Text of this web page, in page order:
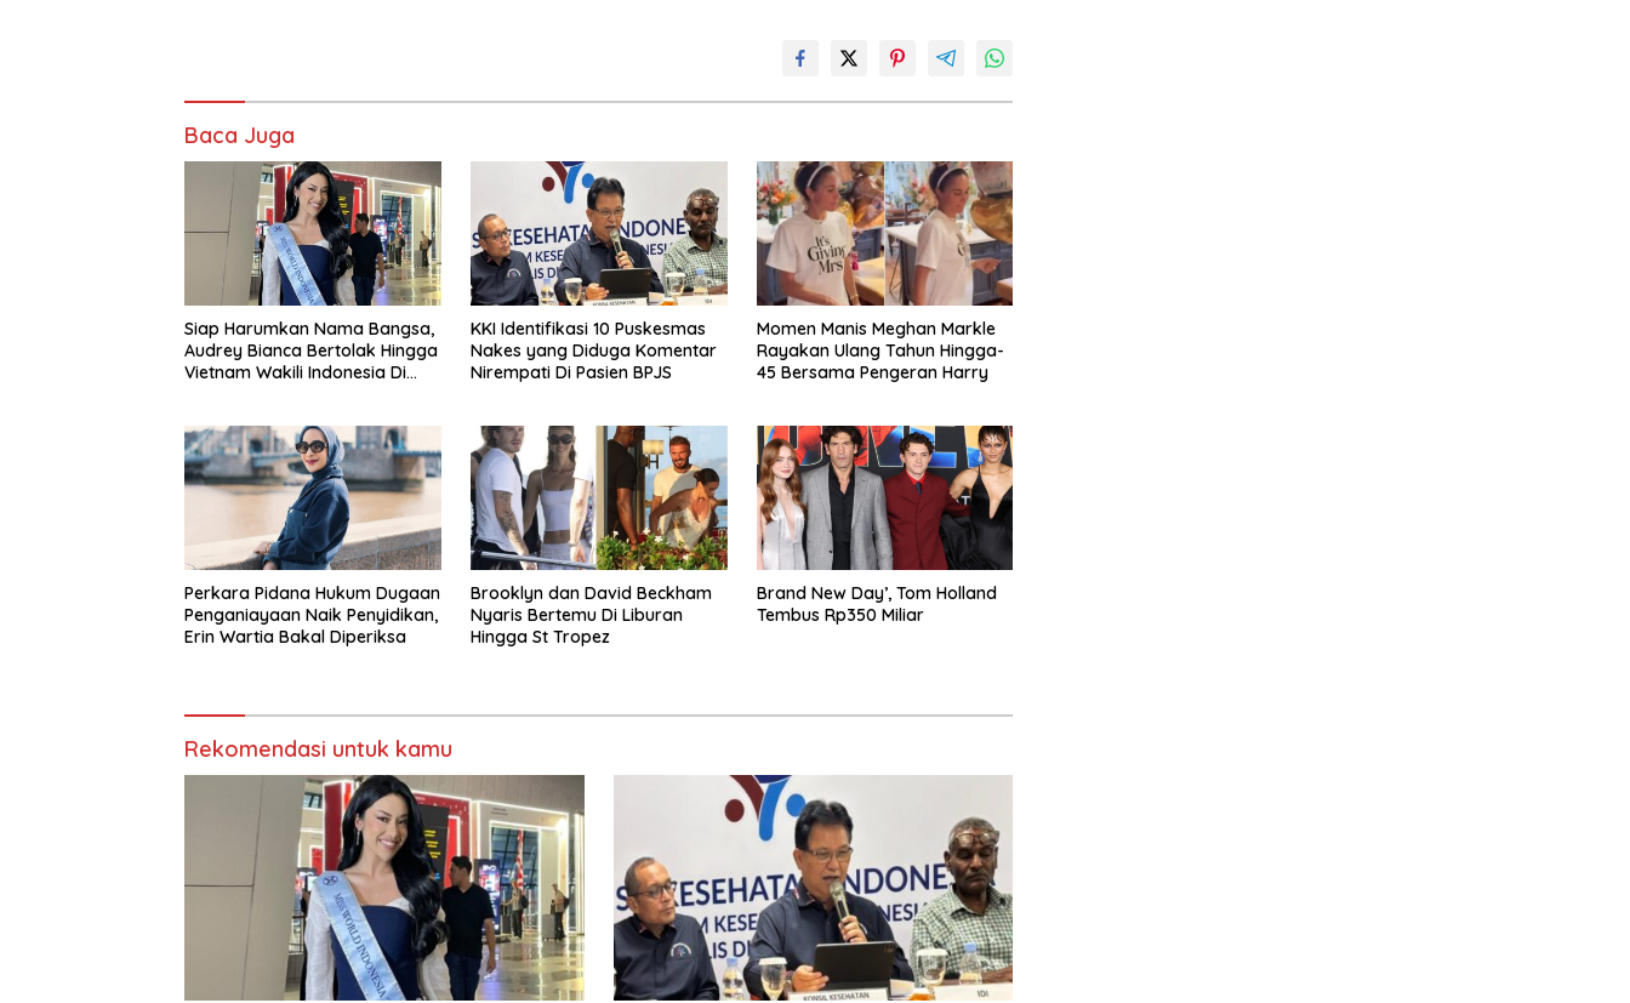
Baca Juga
Siap Harumkan Nama Bangsa,
Audrey Bianca Bertolak Hingga
Vietnam Wakili Indonesia Di
KKI Identifikasi 10 Puskesmas
Nakes yang Diduga Komentar
Nirempati Di Pasien BPJS
Momen Manis Meghan Markle
Rayakan Ulang Tahun Hingga-
45 Bersama Pengeran Harry
Perkara Pidana Hukum Dugaan
Penganiayaan Naik Penyidikan,
Erin Wartia Bakal Diperiksa
Brooklyn dan David Beckham
Nyaris Bertemu Di Liburan
Hingga St Tropez
Brand New Day’, Tom Holland
Tembus Rp350 Miliar
Rekomendasi untuk kamu